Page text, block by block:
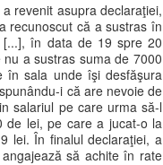
revenit asupra declaraţiei,
recunoscut că a sustras în
în data de 19 spre 20
a sustras suma de 7000
în sala unde îşi desfăşura
i că are nevoie de
salariul pe care urma să-l
de lei, pe care a jucat-o la
lei. În finalul declaraţiei, a
să achite în rate